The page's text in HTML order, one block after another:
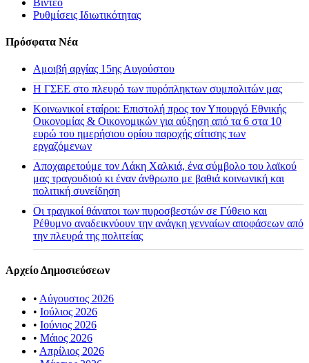
Ρυθμίσεις Ιδιωτικότητας
Πρόσφατα Νέα
Αμοιβή αργίας 15ης Αυγούστου
H ΓΣΕΕ στο πλευρό των πυρόπληκτων συμπολιτών μας
Κοινωνικοί εταίροι: Επιστολή προς τον Υπουργό Εθνικής
Οικονομίας & Οικονομικών για αύξηση από τα 6 στα 10
ευρώ του ημερήσιου ορίου παροχής σίτισης των
εργαζόμενων
Αποχαιρετούμε τον Λάκη Χαλκιά, ένα σύμβολο του λαϊκού
μας τραγουδιού κι έναν άνθρωπο με βαθιά κοινωνική και
πολιτική συνείδηση
Οι τραγικοί θάνατοι των πυροσβεστών σε Γύθειο και
Ρέθυμνο αναδεικνύουν την ανάγκη γενναίων αποφάσεων από
την πλευρά της πολιτείας
Αρχείο Δημοσιεύσεων
• Αύγουστος 2026
• Ιούλιος 2026
• Ιούνιος 2026
• Μάιος 2026
• Απρίλιος 2026